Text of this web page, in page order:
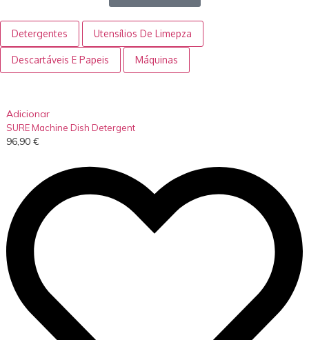
Detergentes Utensílios De Limepza
Descartáveis E Papeis Máquinas
Adicionar
SURE Machine Dish Detergent
96,90 €